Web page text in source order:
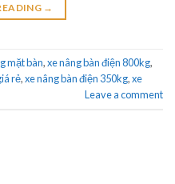
→
mặt bàn,xe nâng bàn điện 800kg,
rẻ,xe nâng bàn điện 350kg,xe
Leave a comment